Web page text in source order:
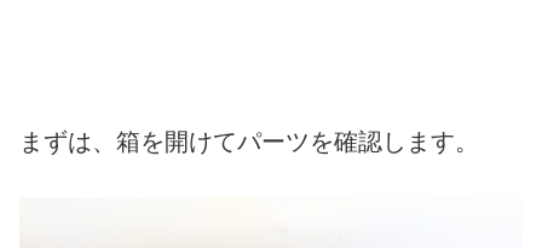
まずは、箱を開けてパーツを確認します。